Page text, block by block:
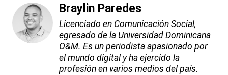
Braylin Paredes
Licenciado en Comunicación Social,
egresado de la Universidad Dominicana
O&M. Es un periodista apasionado por
el mundo digital y ha ejercido la
profesión en varios medios del país.